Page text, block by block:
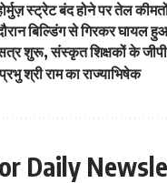
स्ट्रेट बंद होने पर तेल
बिल्डिंग से गिरकर घायल
शुरू, संस्कृत शिक्षकों के
श्री राम का राज्याभिषेक
Daily